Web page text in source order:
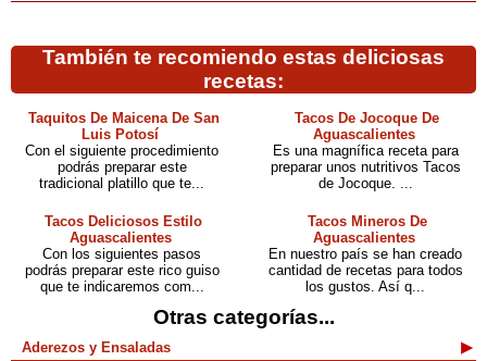
También te recomiendo estas deliciosas
recetas:
Taquitos De Maicena De San
Luis Potosí
Con el siguiente procedimiento
podrás preparar este
tradicional platillo que te...
Tacos De Jocoque De
Aguascalientes
Es una magnífica receta para
preparar unos nutritivos Tacos
de Jocoque. ...
Tacos Deliciosos Estilo
Aguascalientes
Con los siguientes pasos
podrás preparar este rico guiso
que te indicaremos com...
Tacos Mineros De
Aguascalientes
En nuestro país se han creado
cantidad de recetas para todos
los gustos. Así q...
Otras categorías...
Aderezos y Ensaladas